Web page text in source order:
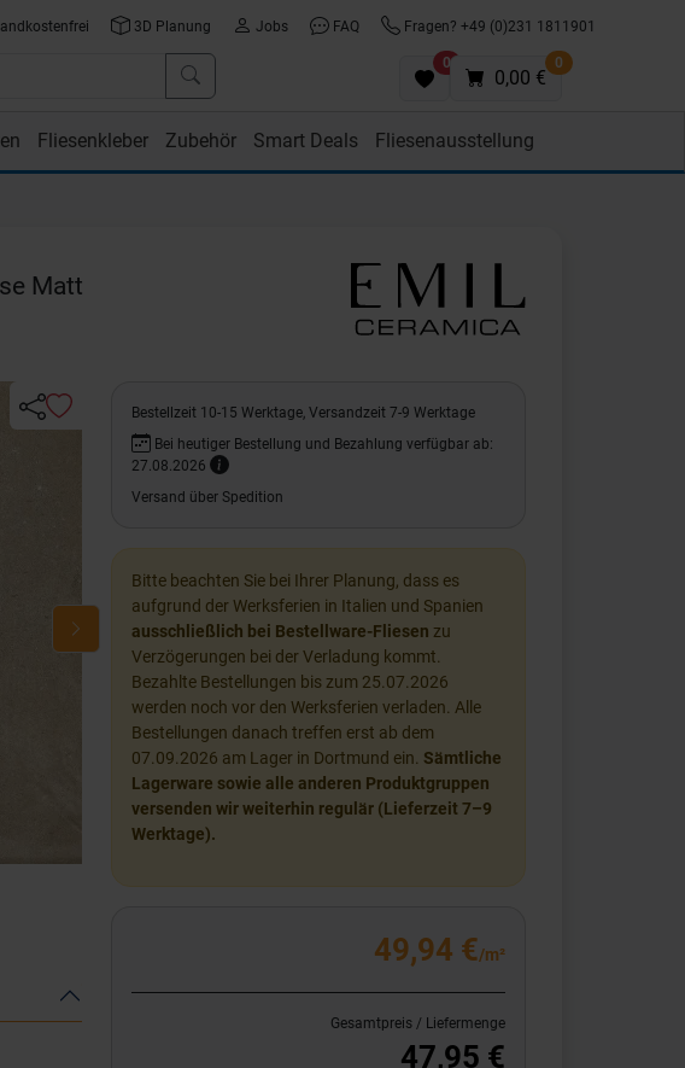
3D Planung Jobs FAQ Fragen? +49 (0)231 1811901
0 0
0,00 €
Fliesenkleber Zubehör Smart Deals Fliesenausstellung
Matt
Bestellzeit 10-15 Werktage, Versandzeit 7-9 Werktage
Bei heutiger Bestellung und Bezahlung verfügbar ab:
27.08.2026
Versand über Spedition
Bitte beachten Sie bei Ihrer Planung, dass es
aufgrund der Werksferien in Italien und Spanien
ausschließlich bei Bestellware-Fliesen zu
Verzögerungen bei der Verladung kommt.
Bezahlte Bestellungen bis zum 25.07.2026
werden noch vor den Werksferien verladen. Alle
Bestellungen danach treffen erst ab dem
07.09.2026 am Lager in Dortmund ein. Sämtliche
Lagerware sowie alle anderen Produktgruppen
versenden wir weiterhin regulär (Lieferzeit 7–9
Werktage).
49,94 €/m²
Gesamtpreis / Liefermenge
47,95 €